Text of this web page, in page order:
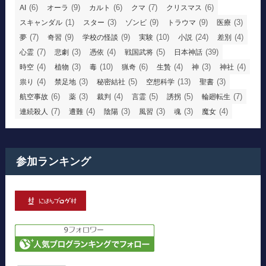
AI (6) オーラ (9) カルト (6) クマ (7) クリスマス (6)
スキャンダル (1) スター (3) ゾンビ (9) トラウマ (9) 医療 (3)
夢 (7) 奇習 (9) 学校の怪談 (9) 実験 (10) 小説 (24) 差別 (4)
心霊 (7) 悲劇 (3) 憑依 (4) 戦国武将 (5) 日本神話 (39)
時空 (4) 植物 (3) 毒 (10) 猟奇 (6) 生贄 (4) 神 (3) 神社 (4)
祟り (4) 禁足地 (3) 秘密結社 (5) 空想科学 (13) 聖書 (3)
航空事故 (6) 薬 (3) 裁判 (4) 言霊 (5) 誘拐 (5) 輪廻転生 (7)
連続殺人 (7) 遭難 (4) 陰陽 (3) 風習 (3) 魂 (3) 魔女 (4)
参加ランキング